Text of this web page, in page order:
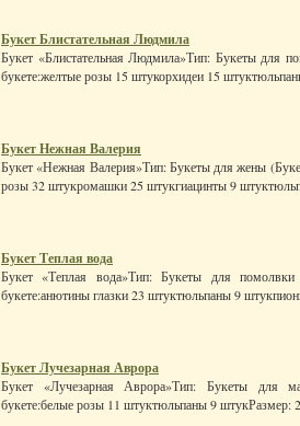
Букет Блистательная Людмила
Букет «Блистательная Людмила»Тип: Букеты для
букете:желтые розы 15 штукорхидеи 15
Букет Нежная Валерия
Букет «Нежная Валерия»Тип: Букеты для жены
розы 32 штукромашки 25 штукгиацинты 9
Букет Теплая вода
Букет «Теплая вода»Тип: Букеты для
букете:анютины глазки 23 штуктюльпаны 9
Букет Лучезарная Аврора
Букет «Лучезарная Аврора»Тип: Букеты для
букете:белые розы 11 штуктюльпаны 9 штукРазмер: